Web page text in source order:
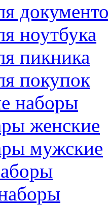
ноутбука
пикника
покупок
наборы
женские
мужские